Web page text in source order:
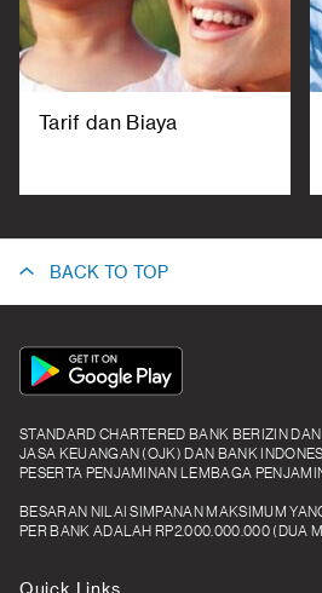
Tarif dan Biaya
BACK TO TOP
App
Icon
STANDARD CHARTERED BANK BERIZIN
JASA KEUANGAN (OJK) DAN BANK
PESERTA PENJAMINAN LEMBAGA
BESARAN NILAI SIMPANAN MAKSIMUM
PER BANK ADALAH RP2.000.000.000 (DUA